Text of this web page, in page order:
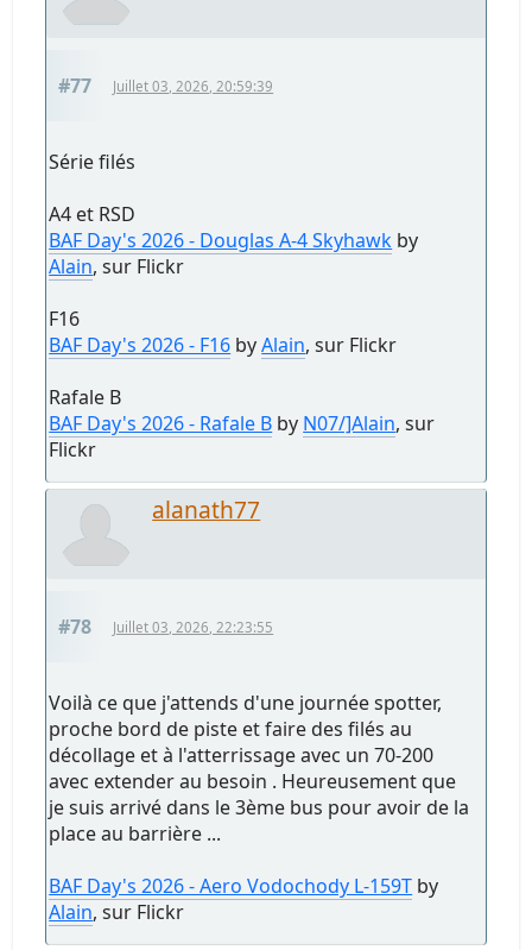
#77 Juillet 03, 2026, 20:59:39
Série filés
A4 et RSD
BAF Day's 2026 - Douglas A‑4 Skyhawk by
Alain, sur Flickr
F16
BAF Day's 2026 - F16 byAlain, sur Flickr
Rafale B
BAF Day's 2026 - Rafale B by N07/]Alain, sur
Flickr
alanath77
#78 Juillet 03, 2026, 22:23:55
Voilà ce que j'attends d'une journée spotter,
proche bord de piste et faire des filés au
décollage et à l'atterrissage avec un 70-200
avec extender au besoin . Heureusement que
je suis arrivé dans le 3ème bus pour avoir de la
place au barrière ...
BAF Day's 2026 - Aero Vodochody L-159T by
Alain, sur Flickr